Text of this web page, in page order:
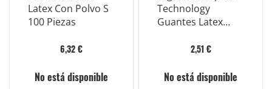
Latex Con Polvo S
100 Piezas
6,32 €
No está disponible
Technology
Guantes Latex
2,51 €
No está disponible